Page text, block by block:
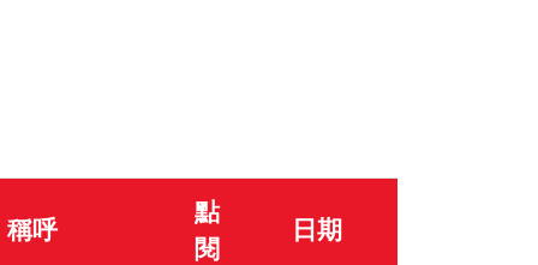
稱呼
點
閱
日期